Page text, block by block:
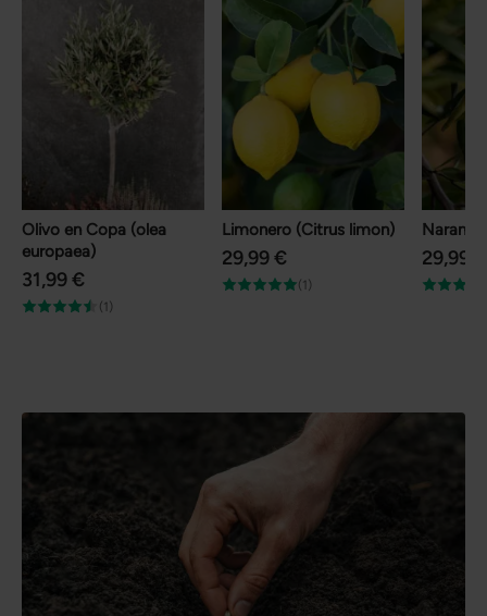
Olivo en Copa (olea
europaea)
31,99 €
(1)
Limonero (Citrus limon)
29,99 €
(1)
Naranjo
29,99 €